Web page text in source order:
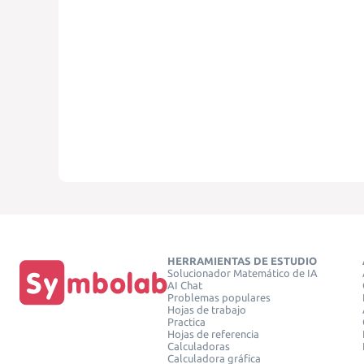
HERRAMIENTAS DE ESTUDIO
Solucionador Matemático de IA
AI Chat
Problemas populares
Hojas de trabajo
Practica
Hojas de referencia
Calculadoras
Calculadora gráfica